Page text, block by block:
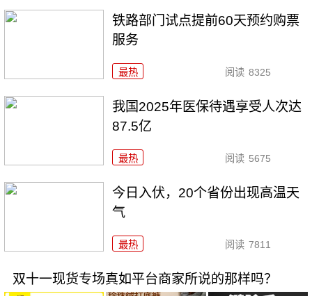
铁路部门试点提前60天预约购票
服务
最热 阅读 8325
我国2025年医保待遇享受人次达
87.5亿
最热 阅读 5675
今日入伏，20个省份出现高温天
气
最热 阅读 7811
双十一现货专场真如平台商家所说的那样吗？